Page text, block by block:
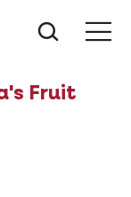
Fruit